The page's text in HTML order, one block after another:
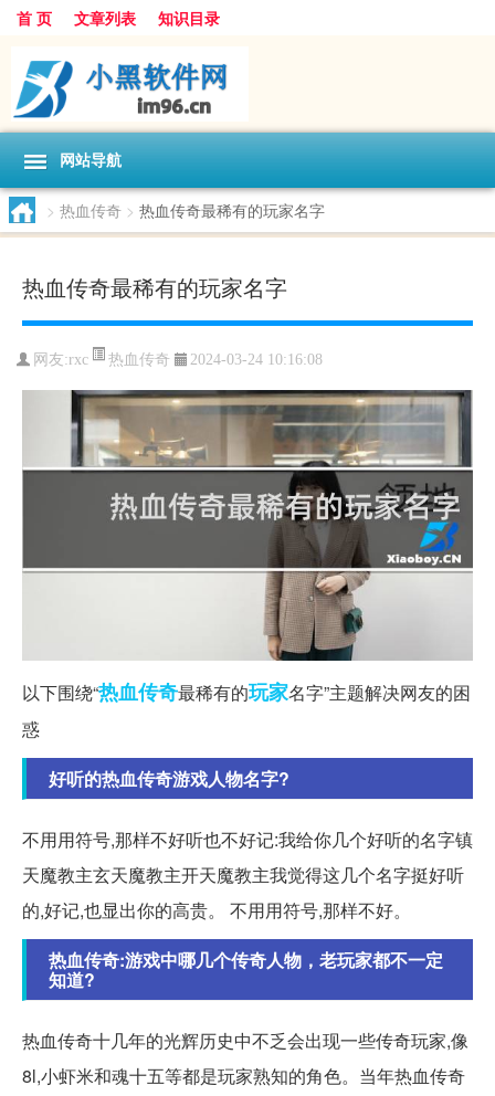
首 页 文章列表 知识目录
网站导航
> 热血传奇 > 热血传奇最稀有的玩家名字
热血传奇最稀有的玩家名字
网友:rxc 热血传奇 2024-03-24 10:16:08
以下围绕“热血传奇最稀有的玩家名字”主题解决网友的困
惑
好听的热血传奇游戏人物名字?
不用用符号,那样不好听也不好记:我给你几个好听的名字镇
天魔教主玄天魔教主开天魔教主我觉得这几个名字挺好听
的,好记,也显出你的高贵。 不用用符号,那样不好。
热血传奇:游戏中哪几个传奇人物，老玩家都不一定
知道?
热血传奇十几年的光辉历史中不乏会出现一些传奇玩家,像
8l,小虾米和魂十五等都是玩家熟知的角色。当年热血传奇